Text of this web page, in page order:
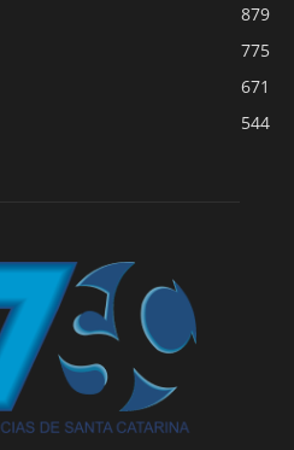
879
775
671
544